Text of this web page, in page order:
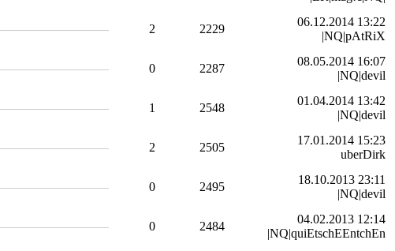
2 2229
06.12.2014 13:22
|NQ|pAtRiX
0 2287
08.05.2014 16:07
|NQ|devil
1 2548
01.04.2014 13:42
|NQ|devil
2 2505
17.01.2014 15:23
uberDirk
0 2495
18.10.2013 23:11
|NQ|devil
0 2484
04.02.2013 12:14
|NQ|quiEtschEEntchEn